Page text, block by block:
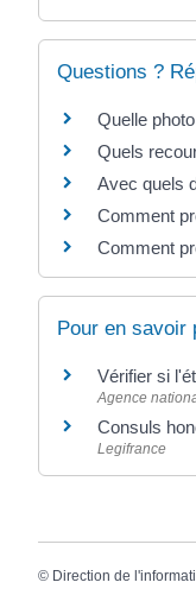
Questions ?
Quelle
Quels
Avec quels
Comment
Comment
Pour en savoir
Vérifier si
Agence
Consuls
Legifrance
© Direction de